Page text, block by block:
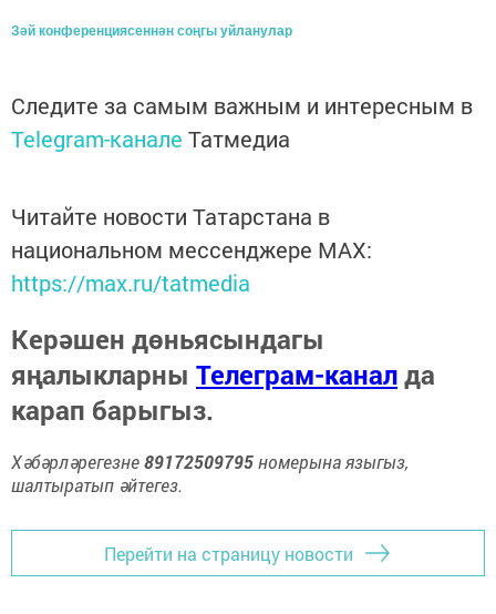
Зәй конференциясеннән соңгы уйланулар
Следите за самым важным и интересным в
Telegram-канале Татмедиа
Читайте новости Татарстана в
национальном мессенджере MАХ:
https://max.ru/tatmedia
Керәшен дөньясындагы
яңалыкларны Телеграм-каналда
карап барыгыз.
Хәбәрләрегезне89172509795номерына языгыз,
шалтыратып әйтегез.
Перейти на страницу новости